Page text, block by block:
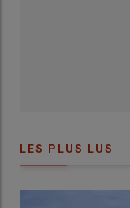
LES PLUS LUS